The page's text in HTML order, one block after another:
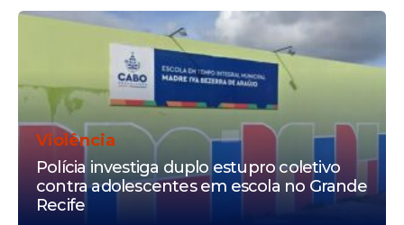
Violência
Polícia investiga duplo estupro coletivo
contra adolescentes em escola no Grande
Recife